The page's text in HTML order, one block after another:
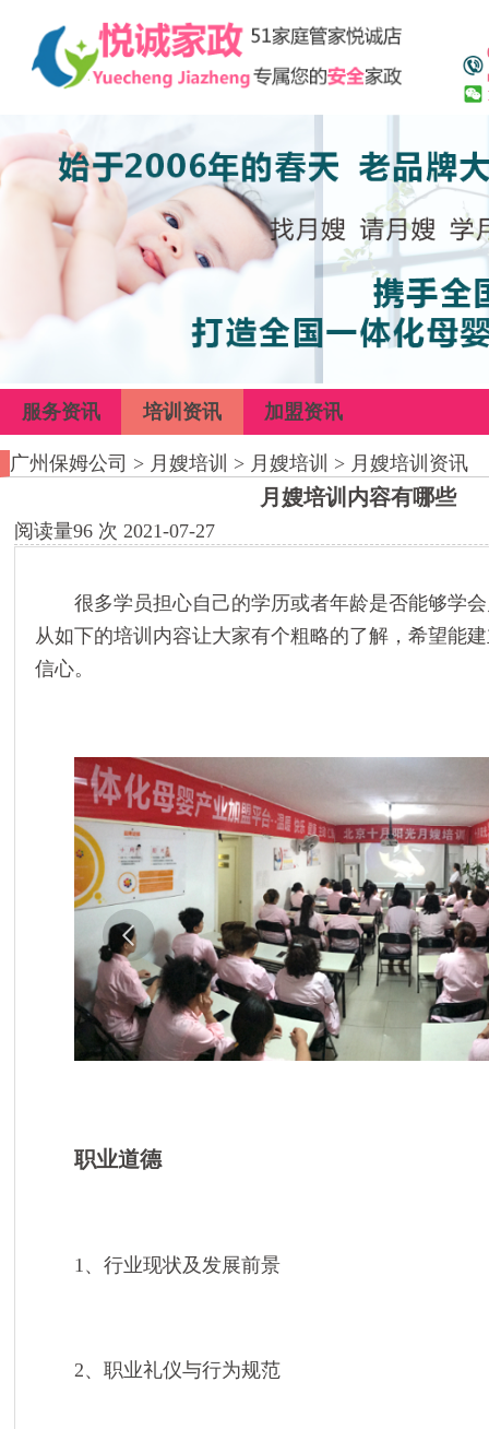
服务资讯 培训资讯 加盟资讯
广州保姆公司 > 月嫂培训 > 月嫂培训 > 月嫂培训资讯
月嫂培训内容有哪些
阅读量96 次 2021-07-27
很多学员担心自己的学历或者年龄是否能够学
从如下的培训内容让大家有个粗略的了解，希望能
信心。
职业道德
1、行业现状及发展前景
2、职业礼仪与行为规范